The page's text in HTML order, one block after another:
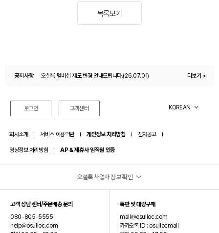
목록보기
공지사항
오설록 멤버십 제도 변경 안내드립니다.(26.07.01)
더보기 >
로그인 고객센터 KOREAN
회사소개 서비스 이용약관 개인정보 처리방침 전자공고
영상정보 처리방침 AP & 제휴사 임직원 인증
오설록 사업자 정보 확인
(주)오설록
대표이사: 서혁제
주소: 제주특별자치도 서귀포시 안덕면 신화역사로 15 (오설록 티뮤지엄)
고객 상담 센터/주문배송 문의
080-805-5555
help@osulloc.com
특판 및 대량구매
mall@osulloc.com
카카오톡 ID : osullocmall